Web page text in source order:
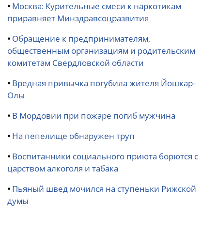
• Москва: Курительные смеси к наркотикам
приравняет Минздравсоцразвития
• Обращение к предпринимателям,
общественным организациям и родительским
комитетам Свердловской области
• Вредная привычка погубила жителя Йошкар-
Олы
• В Мордовии при пожаре погиб мужчина
• На пепелище обнаружен труп
• Воспитанники социального приюта борются с
царством алкоголя и табака
• Пьяный швед мочился на ступеньки Рижской
думы